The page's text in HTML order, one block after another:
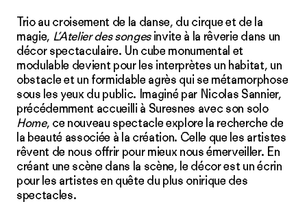
Trio au croisement de la danse, du cirque et de la
magie, L’Atelier des songesinvite à la rêverie dans un
décor spectaculaire. Un cube monumental et
modulable devient pour les interprètes un habitat, un
obstacle et un formidable agrès qui se métamorphose
sous les yeux du public. Imaginé par Nicolas Sannier,
précédemment accueilli à Suresnes avec son solo
Home, ce nouveau spectacle explore la recherche de
la beauté associée à la création. Celle que les artistes
rêvent de nous offrir pour mieux nous émerveiller. En
créant une scène dans la scène, le décor est un écrin
pour les artistes en quête du plus onirique des
spectacles.